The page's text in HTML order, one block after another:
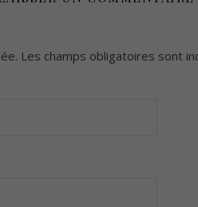
Les champs obligatoires sont